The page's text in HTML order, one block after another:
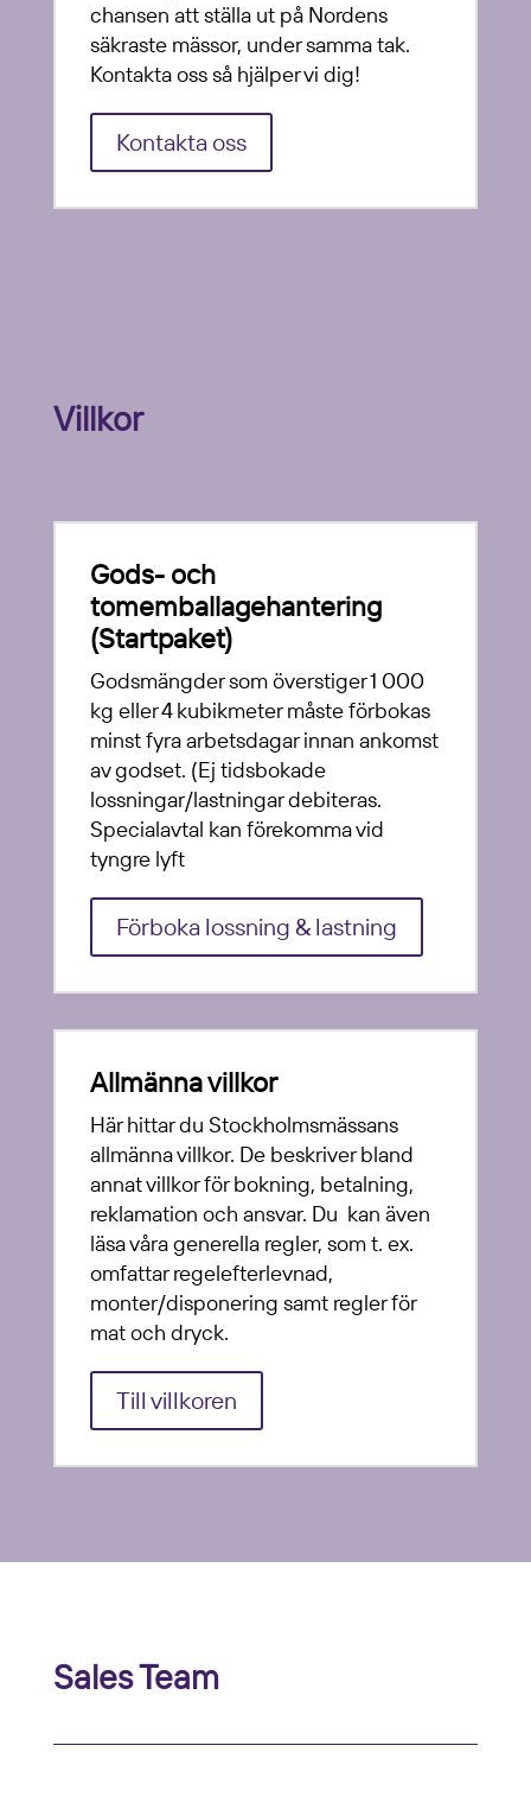
chansen att ställa ut på Nordens
säkraste mässor, under samma tak.
Kontakta oss så hjälper vi dig!
Kontakta oss
Villkor
Gods- och
tomemballagehantering
(Startpaket)
Godsmängder som överstiger 1 000
kg eller 4 kubikmeter måste förbokas
minst fyra arbetsdagar innan ankomst
av godset. (Ej tidsbokade
lossningar/lastningar debiteras.
Specialavtal kan förekomma vid
tyngre lyft
Förboka lossning & lastning
Allmänna villkor
Här hittar du Stockholmsmässans
allmänna villkor. De beskriver bland
annat villkor för bokning, betalning,
reklamation och ansvar. Du kan även
läsa våra generella regler, som t. ex.
omfattar regelefterlevnad,
monter/disponering samt regler för
mat och dryck.
Till villkoren
Sales Team